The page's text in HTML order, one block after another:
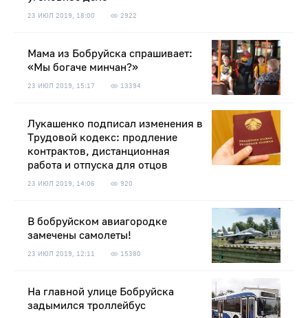
23 ИЮЛ 2019, 18:00 2922
Мама из Бобруйска спрашивает:
«Мы богаче минчан?»
23 ИЮЛ 2019, 15:17 13394
Лукашенко подписал изменения в
Трудовой кодекс: продление
контрактов, дистанционная
работа и отпуска для отцов
23 ИЮЛ 2019, 14:06 920
В бобруйском авиагородке
замечены самолеты!
23 ИЮЛ 2019, 12:11 15380
На главной улице Бобруйска
задымился троллейбус